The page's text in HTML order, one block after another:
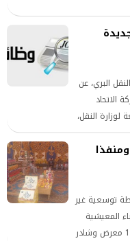
البري، عن
الاتحاد
لوزارة النقل،
العربية.
144 معرضا ومنفذا
توسعية غير
المعيشية
عن كاهل المواطنين، من خلال إقامة أكثر من 100 معرض وشادر